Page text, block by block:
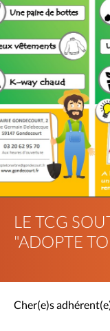
LE TCG
"ADOPTE
Cher(e)s